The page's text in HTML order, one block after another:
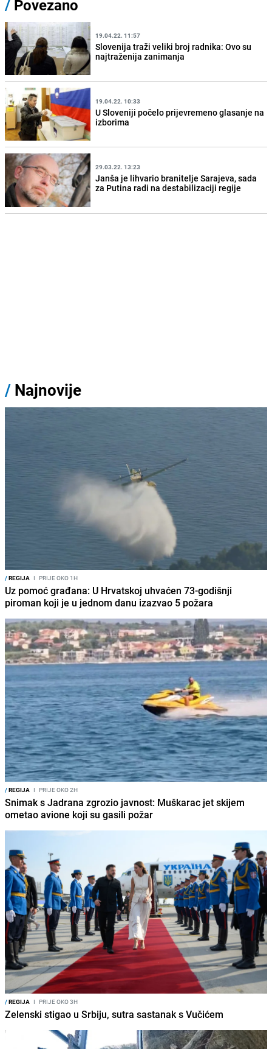
/ Povezano
19.04.22. 11:57
Slovenija traži veliki broj radnika: Ovo su
najtraženija zanimanja
19.04.22. 10:33
U Sloveniji počelo prijevremeno glasanje na
izborima
29.03.22. 13:23
Janša je lihvario branitelje Sarajeva, sada
za Putina radi na destabilizaciji regije
/ Najnovije
/REGIJA I PRIJE OKO 1H
Uz pomoć građana: U Hrvatskoj uhvaćen 73-godišnji
piroman koji je u jednom danu izazvao 5 požara
/REGIJA I PRIJE OKO 2H
Snimak s Jadrana zgrozio javnost: Muškarac jet skijem
ometao avione koji su gasili požar
/REGIJA I PRIJE OKO 3H
Zelenski stigao u Srbiju, sutra sastanak s Vučićem